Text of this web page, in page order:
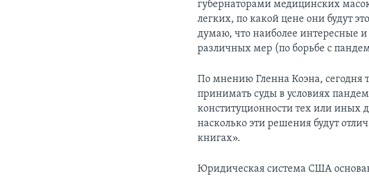
губернаторами медицинских
легких, по какой цене они будут
думаю, что наиболее интересные
различных мер (по борьбе с
По мнению Гленна Коэна, сегодня
принимать суды в условиях
конституционности тех или иных
насколько эти решения будут
книгах».
Юридическая система США